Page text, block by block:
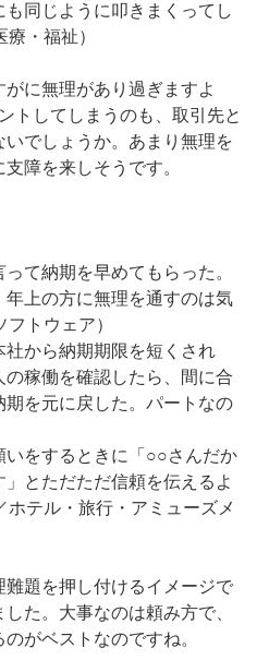
も同じように叩きまくってし
・福祉）
に無理があり過ぎますよ
トしてしまうのも、取引先と
でしょうか。あまり無理を
障を来しそうです。
て納期を早めてもらった。
年上の方に無理を通すのは気
トウェア）
社から納期期限を短くされ
稼働を確認したら、間に合
を元に戻した。パートなの
いをするときに「○○さんだか
とただただ信頼を伝えるよ
ホテル・旅行・アミューズメ
難題を押し付けるイメージで
た。大事なのは頼み方で、
がベストなのですね。